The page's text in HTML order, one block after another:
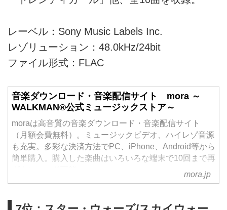
レーベル：Sony Music Labels Inc.
レゾリューション：48.0kHz/24bit
ファイル形式：FLAC
音楽ダウンロード・音楽配信サイト mora ～
WALKMAN®公式ミュージックストア～
moraは高音質の音楽ダウンロード・音楽配信サイト
（月額会費無料）。ミュージックビデオ、ハイレゾ音源
も充実。多彩な決済方法でPC、iPhone、Android等から
簡単購入。購入した楽曲はいろいろな端末で10回まで再
mora.jp